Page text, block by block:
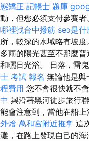
態矯正 記帳士 題庫
動，但您必須支付參賽
哪裡找台中撥筋 seo是什
所，較深的水域略有坡度
多雨的陽光甚至不那麼普
和曬日光浴。 日落，雷
士 考試 報名 無論他是與
程費用 您不會很快就不
中 與沿著黑河徒步旅行
能會注意到，當他在船
外燴 萬和宮附近推拿 這
灘，在路上發現自己的